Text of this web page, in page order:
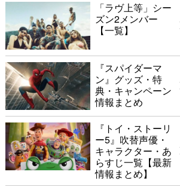
「ラヴ上等」シー
ズン2メンバー
【一覧】
『スパイダーマ
ン』グッズ・特
典・キャンペーン
情報まとめ
『トイ・ストーリ
ー5』吹替声優・
キャラクター・あ
らすじ一覧【最新
情報まとめ】